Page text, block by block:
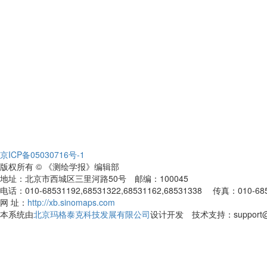
京ICP备05030716号-1
版权所有 © 《测绘学报》编辑部
地址：北京市西城区三里河路50号 邮编：100045
电话：010-68531192,68531322,68531162,68531338 传真：010-
网 址： http://xb.sinomaps.com
本系统由北京玛格泰克科技发展有限公司设计开发 技术支持：